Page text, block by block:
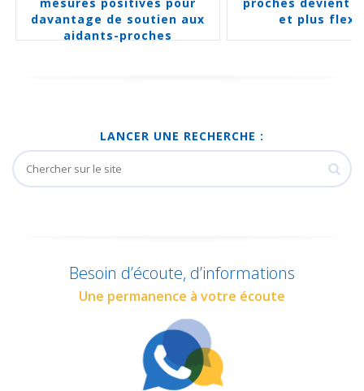
de soutien aux
aidants-proches
et plus flexible
LANCER UNE RECHERCHE :
Besoin d’écoute, d’informations
Une permanence à votre écoute